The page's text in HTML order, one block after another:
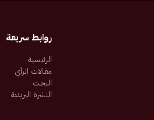
روابط سريعة
الرئيسية
مقالات الرأي
البحث
النشرة البريدية